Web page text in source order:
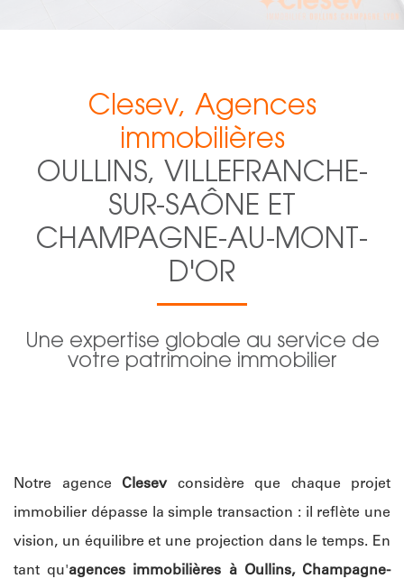
Clesev, Agences
immobilières
OULLINS, VILLEFRANCHE-
SUR-SAÔNE ET
CHAMPAGNE-AU-MONT-
D'OR
Une expertise globale au service de
votre patrimoine immobilier
Notre agence Clesevconsidère que chaque projet
immobilier dépasse la simple transaction : il reflète une
vision, un équilibre et une projection dans le temps. En
tant qu'agences immobilières à Oullins, Champagne-